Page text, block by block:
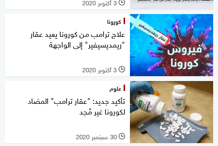
l
كورونا
علاج ترامب من كورونا يعيد عقار
"ريمديسيفير" إلى الواجهة
l 3 أكتوبر 2020
علوم
تأكيد جديد: "عقار ترامب" المضاد
لكورونا غير مُجد
l 30 سبتمبر 2020